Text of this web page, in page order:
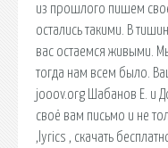
из прошлого пишем
остались такими. В
вас остаемся живыми.
тогда нам всем было.
jooov.org Шабанов Е. и
своё вам письмо и не
,lyrics , скачать